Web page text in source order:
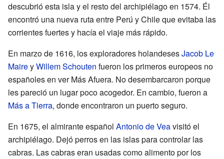
descubrió esta isla y el resto del archipiélago en 1574. Él
encontró una nueva ruta entre Perú y Chile que evitaba las
corrientes fuertes y hacía el viaje más rápido.
En marzo de 1616, los exploradores holandesesJacob Le
MaireyWillem Schouten fueron los primeros europeos no
españoles en ver Más Afuera. No desembarcaron porque
les pareció un lugar poco acogedor. En cambio, fueron a
Más a Tierra, donde encontraron un puerto seguro.
En 1675, el almirante español Antonio de Veavisitó el
archipiélago. Dejó perros en las islas para controlar las
cabras. Las cabras eran usadas como alimento por los